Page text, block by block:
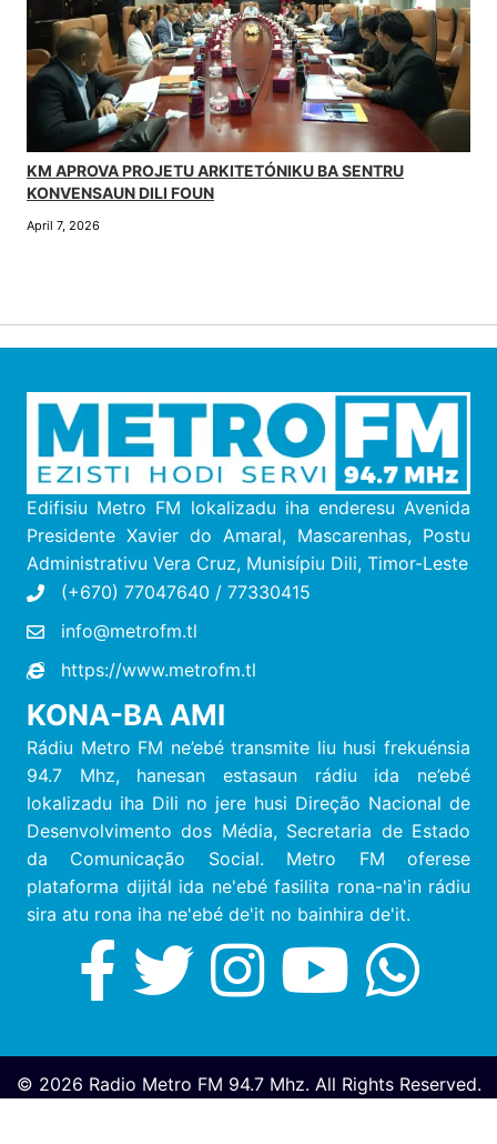
KM APROVA PROJETU ARKITETÓNIKU BA SENTRU
KONVENSAUN DILI FOUN
April 7, 2026
Edifisiu Metro FM lokalizadu iha enderesu Avenida
Presidente Xavier do Amaral, Mascarenhas, Postu
Administrativu Vera Cruz, Munisípiu Dili, Timor-Leste
(+670) 77047640 / 77330415
info@metrofm.tl
https://www.metrofm.tl
KONA-BA AMI
Rádiu Metro FM ne’ebé transmite liu husi frekuénsia
94.7 Mhz, hanesan estasaun rádiu ida ne’ebé
lokalizadu iha Dili no jere husi Direção Nacional de
Desenvolvimento dos Média, Secretaria de Estado
da Comunicação Social. Metro FM oferese
plataforma dijitál ida ne'ebé fasilita rona-na'in rádiu
sira atu rona iha ne'ebé de'it no bainhira de'it.
© 2026 Radio Metro FM 94.7 Mhz. All Rights Reserved.